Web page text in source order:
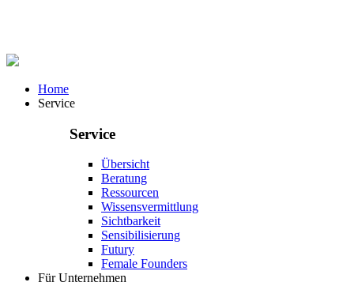
Home
Service
Service
Übersicht
Beratung
Ressourcen
Wissensvermittlung
Sichtbarkeit
Sensibilisierung
Futury
Female Founders
Für Unternehmen